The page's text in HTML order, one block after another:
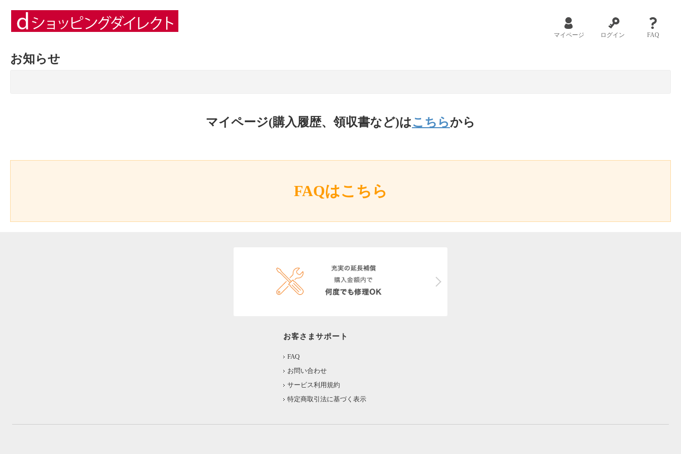
マイページ ログイン FAQ
お知らせ
マイページ(購入履歴、領収書など)はこちらから
FAQはこちら
お客さまサポート
FAQ
お問い合わせ
サービス利用規約
特定商取引法に基づく表示